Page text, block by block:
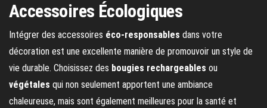
Accessoires Écologiques
Intégrer des accessoires éco-responsables dans votre
décoration est une excellente manière de promouvoir un style de
vie durable. Choisissez des bougies rechargeables ou
végétales qui non seulement apportent une ambiance
chaleureuse, mais sont également meilleures pour la santé et